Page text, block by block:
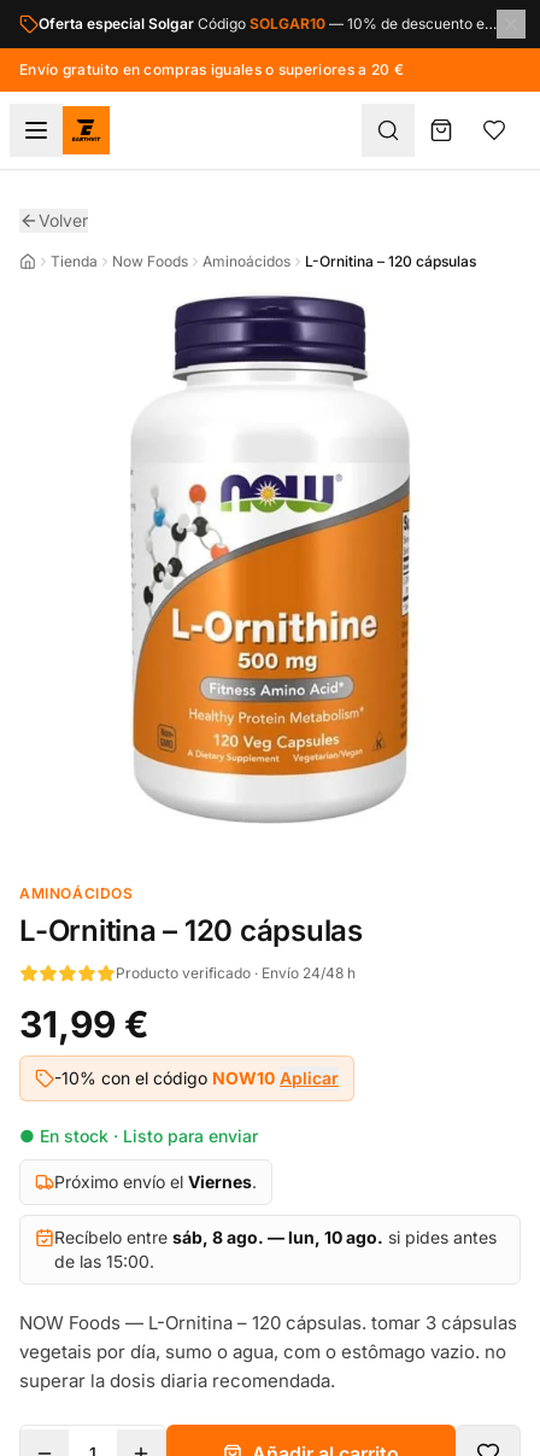
Saltar al contenido principal
Oferta especial Solgar Código SOLGAR10 — 10% de descuento en toda la marca Solgar.
Envío gratuito en compras iguales o superiores a 20 €
Volver
Tienda Now Foods Aminoácidos L-Ornitina – 120 cápsulas
AMINOÁCIDOS
L-Ornitina – 120 cápsulas
Producto verificado · Envío 24/48 h
31,99 €
-10% con el código NOW10 Aplicar
● En stock · Listo para enviar
Próximo envío el Viernes.
Recíbelo entre sáb, 8 ago. — lun, 10 ago. si pides antes
de las 15:00.
NOW Foods — L-Ornitina – 120 cápsulas. tomar 3 cápsulas
vegetais por día, sumo o agua, com o estômago vazio. no
superar la dosis diaria recomendada.